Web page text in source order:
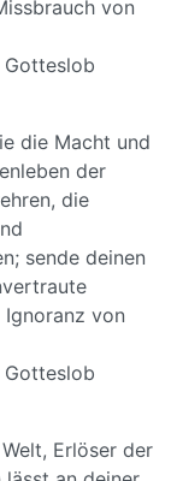
von
Gotteslob
die Macht und
der
die
sende deinen
von
Gotteslob
Erlöser der